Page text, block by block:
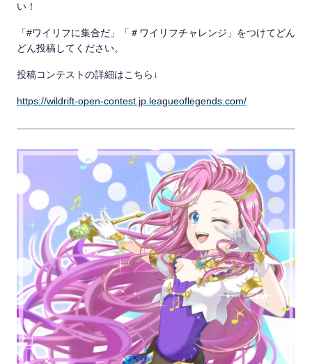
い！
「#ワイリフに集合だ」「＃ワイリフチャレンジ」をつけてどん
どん投稿してください。
投稿コンテストの詳細はこちら↓
https://wildrift-open-contest.jp.leagueoflegends.com/